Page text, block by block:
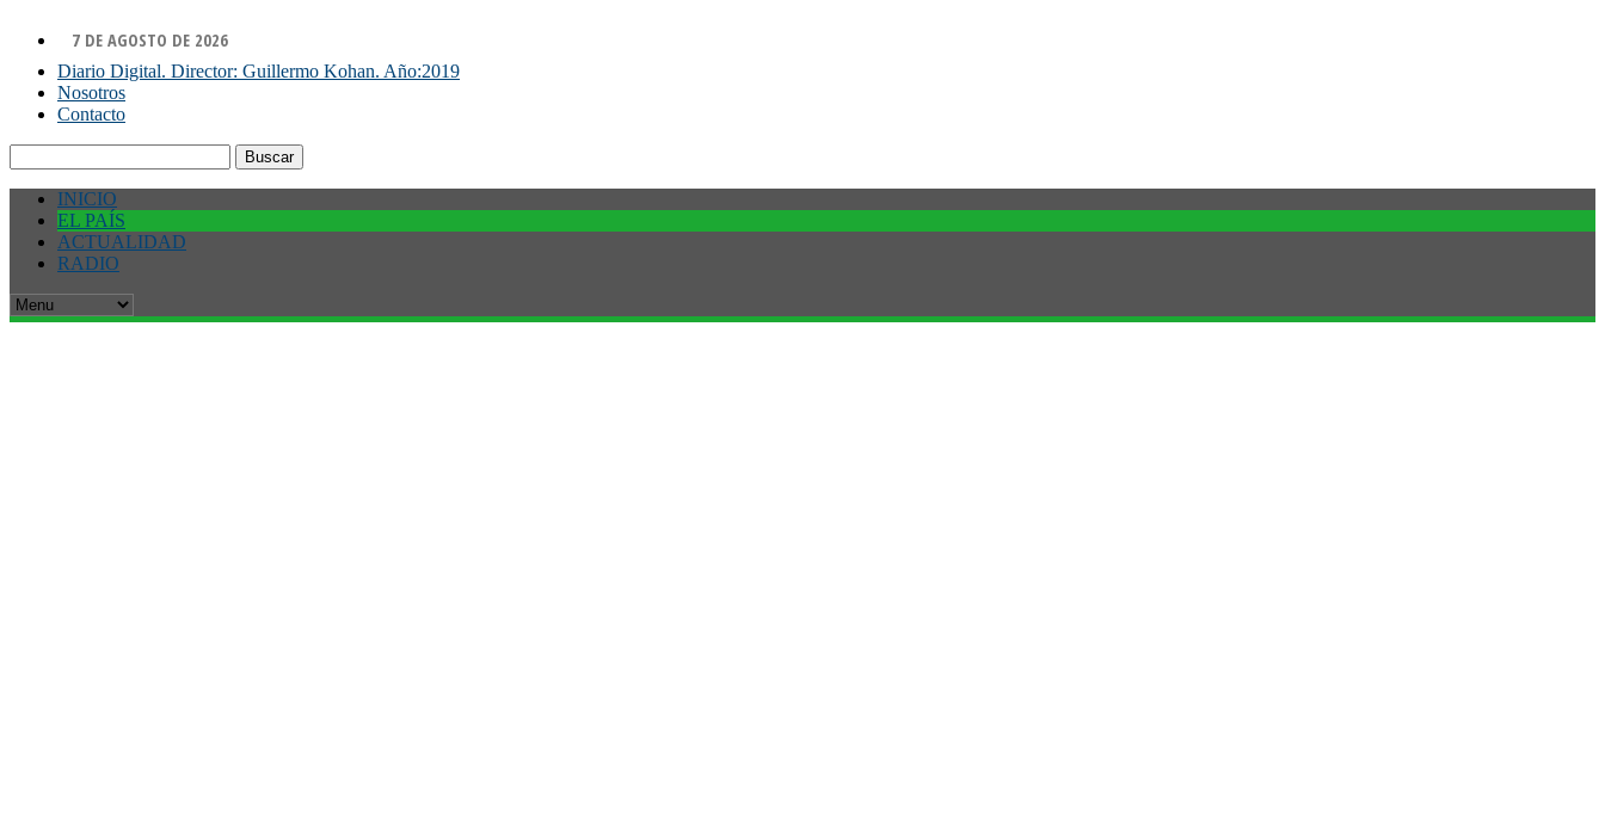
7 DE AGOSTO DE 2026
Diario Digital. Director: Guillermo Kohan. Año:2019
Nosotros
Contacto
INICIO
EL PAÍS
ACTUALIDAD
RADIO